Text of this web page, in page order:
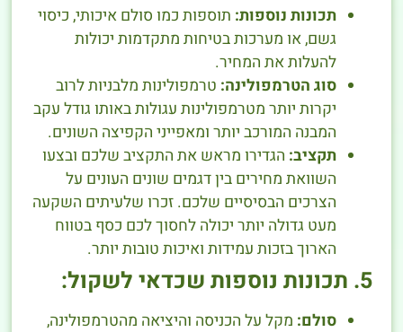
תכונות נוספות: תוספות כמו סולם איכותי, כיסוי
גשם, או מערכות בטיחות מתקדמות יכולות
להעלות את המחיר.
סוג הטרמפולינה: טרמפולינות מלבניות לרוב
יקרות יותר מטרמפולינות עגולות באותו גודל עקב
המבנה המורכב יותר ומאפייני הקפיצה השונים.
תקציב: הגדירו מראש את התקציב שלכם ובצעו
השוואת מחירים בין דגמים שונים העונים על
הצרכים הבסיסיים שלכם. זכרו שלעיתים השקעה
מעט גדולה יותר יכולה לחסוך לכם כסף בטווח
הארוך בזכות עמידות ואיכות טובות יותר.
5. תכונות נוספות שכדאי לשקול:
סולם: מקל על הכניסה והיציאה מהטרמפולינה,